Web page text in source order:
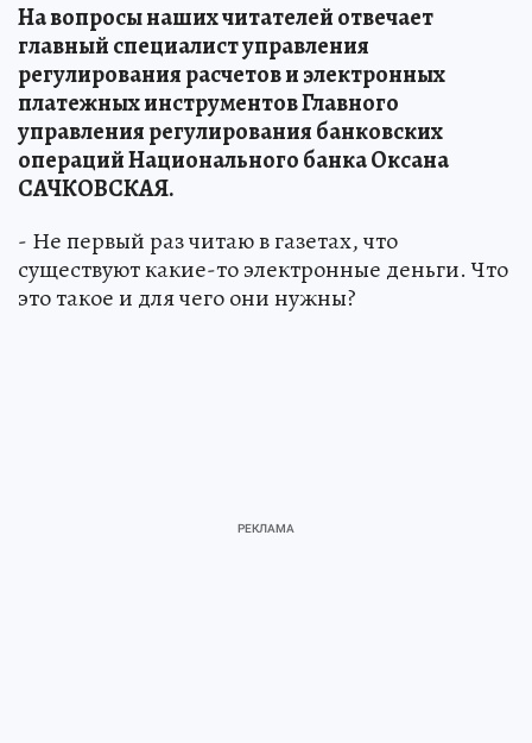
На вопросы наших читателей отвечает
главный специалист управления
регулирования расчетов и электронных
платежных инструментов Главного
управления регулирования банковских
операций Национального банка Оксана
САЧКОВСКАЯ.
- Не первый раз читаю в газетах, что
существуют какие-то электронные деньги. Что
это такое и для чего они нужны?